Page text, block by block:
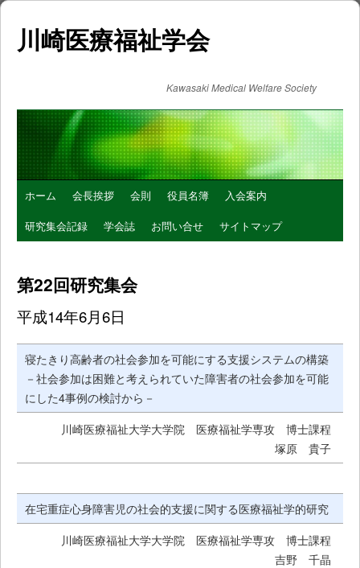
川崎医療福祉学会
Kawasaki Medical Welfare Society
コ
ン
ン
ツ
へ
ス
キ
ホーム 会長挨拶 会則 役員名簿
入会案内
研究集会記録
学会誌 お問い合せ サイトマップ
第22回研究集会
平成14年6月6日
寝たきり高齢者の社会参加を可能にする支援システムの構築
－社会参加は困難と考えられていた障害者の社会参加を可能
にした4事例の検討から－
川崎医療福祉大学大学院 医療福祉学専攻 博士課程
塚原 貴子
在宅重症心身障害児の社会的支援に関する医療福祉学的研究
川崎医療福祉大学大学院 医療福祉学専攻 博士課程
吉野 千晶